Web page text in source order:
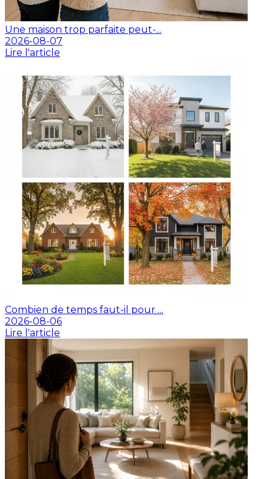
Une maison trop parfaite peut-...
2026-08-07
Lire l'article
Combien de temps faut-il pour ...
2026-08-06
Lire l'article